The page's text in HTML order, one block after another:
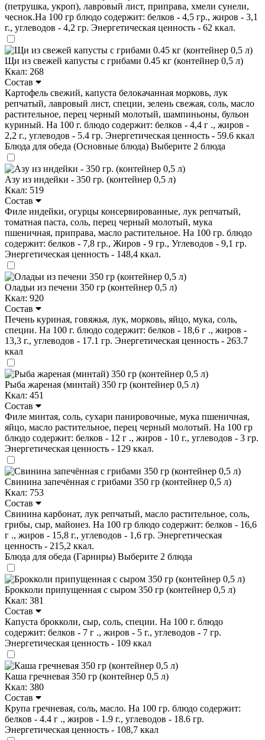
(петрушка, укроп), лавровый лист, приправа, хмели сунели,
чеснок.На 100 гр блюдо содержит: белков - 4,5 гр., жиров - 3,1
г., углеводов - 4,2 гр. Энергетическая ценность - 62 ккал.
Щи из свежей капусты с грибами 0.45 кг (контейнер 0,5 л)
Ккал: 268
Состав
Картофель свежий, капуста белокачанная морковь, лук
репчатый, лавровый лист, специи, зелень свежая, соль, масло
растительное, перец черный молотый, шампиньоны, бульон
куриный. На 100 г. блюдо содержит: белков - 4,4 г ., жиров -
2,2 г., углеводов - 5.4 гр. Энергетическая ценность - 59.6 ккал
Блюда для обеда (Основные блюда) Выберите 2 блюда
Азу из индейки - 350 гр. (контейнер 0,5 л)
Ккал: 519
Состав
Филе индейки, огурцы консервированные, лук репчатый,
томатная паста, соль, перец черный молотый, мука
пшеничная, приправа, масло растительное. На 100 гр. блюдо
содержит: белков - 7,8 гр., Жиров - 9 гр., Углеводов - 9,1 гр.
Энергетическая ценность - 148,4 ккал.
Оладьи из печени 350 гр (контейнер 0,5 л)
Ккал: 920
Состав
Печень куриная, говяжья, лук, морковь, яйцо, мука, соль,
специи. На 100 г. блюдо содержит: белков - 18,6 г ., жиров -
13,3 г., углеводов - 17.1 гр. Энергетическая ценность - 263.7
ккал
Рыба жареная (минтай) 350 гр (контейнер 0,5 л)
Ккал: 451
Состав
Филе минтая, соль, сухари панировочные, мука пшеничная,
яйцо, масло растительное, перец черный молотый. На 100 гр
блюдо содержит: белков - 12 г ., жиров - 10 г., углеводов - 3 гр.
Энергетическая ценность - 129 ккал.
Свинина запечённая с грибами 350 гр (контейнер 0,5 л)
Ккал: 753
Состав
Свинина карбонат, лук репчатый, масло растительное, соль,
грибы, сыр, майонез. На 100 гр блюдо содержит: белков - 16,6
г ., жиров - 15,8 г., углеводов - 1,6 гр. Энергетическая
ценность - 215,2 ккал.
Блюда для обеда (Гарниры) Выберите 2 блюда
Брокколи припущенная с сыром 350 гр (контейнер 0,5 л)
Ккал: 381
Состав
Капуста брокколи, сыр, соль, специи. На 100 г. блюдо
содержит: белков - 7 г ., жиров - 5 г., углеводов - 7 гр.
Энергетическая ценность - 109 ккал
Каша гречневая 350 гр (контейнер 0,5 л)
Ккал: 380
Состав
Крупа гречневая, соль, масло. На 100 гр. блюдо содержит:
белков - 4.4 г ., жиров - 1.9 г., углеводов - 18.6 гр.
Энергетическая ценность - 108,7 ккал